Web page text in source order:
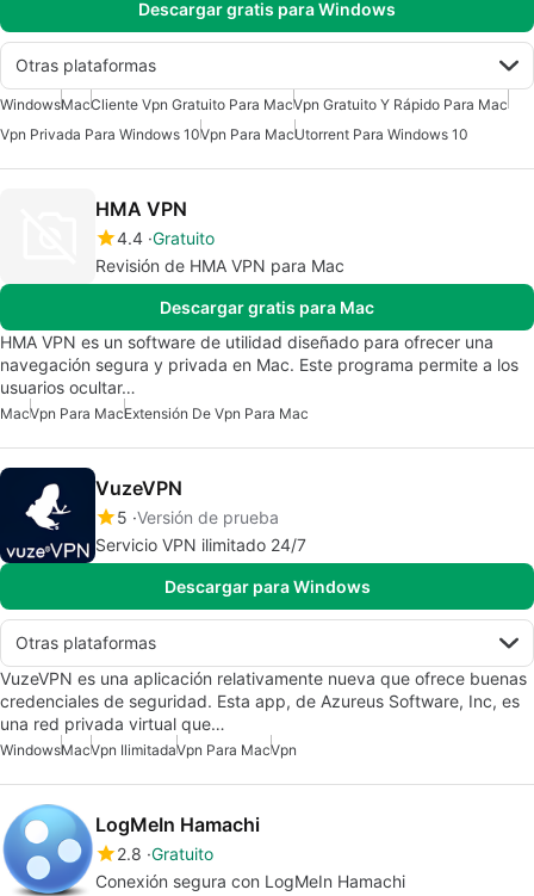
Descargar gratis para Windows
Otras plataformas
WindowsMacCliente Vpn Gratuito Para MacVpn Gratuito Y Rápido Para Mac
Vpn Privada Para Windows 10Vpn Para MacUtorrent Para Windows 10
HMA VPN
4.4 Gratuito
Revisión de HMA VPN para Mac
Descargar gratis para Mac
HMA VPN es un software de utilidad diseñado para ofrecer una
navegación segura y privada en Mac. Este programa permite a los
usuarios ocultar…
MacVpn Para MacExtensión De Vpn Para Mac
VuzeVPN
5 Versión de prueba
Servicio VPN ilimitado 24/7
Descargar para Windows
Otras plataformas
VuzeVPN es una aplicación relativamente nueva que ofrece buenas
credenciales de seguridad. Esta app, de Azureus Software, Inc, es
una red privada virtual que…
WindowsMacVpn IlimitadaVpn Para MacVpn
LogMeIn Hamachi
2.8 Gratuito
Conexión segura con LogMeIn Hamachi